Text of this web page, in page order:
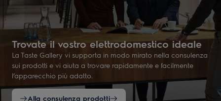
Trovate il vostro elettrodomestico ideale
La Taste Gallery vi supporta in modo mirato nella consulenza
sui prodotti e vi aiuta a trovare rapidamente e facilmente
l’apparecchio più adatto.
Alla consulenza prodotti